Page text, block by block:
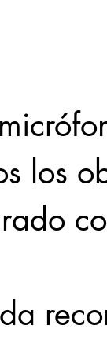
los